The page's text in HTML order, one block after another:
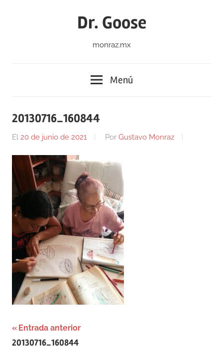
Dr. Goose
monraz.mx
Menú
20130716_160844
El 20 de junio de 2021 Por Gustavo Monraz
Navegación
de
Entrada anterior
20130716_160844